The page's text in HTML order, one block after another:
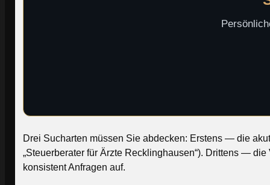
Drei Sucharten müssen Sie abdecken: Erstens — die
„Steuerberater für Ärzte Recklinghausen“). Drittens —
konsistent Anfragen auf.